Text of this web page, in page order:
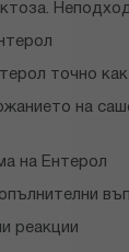
точно
на
на Ентерол
реакции